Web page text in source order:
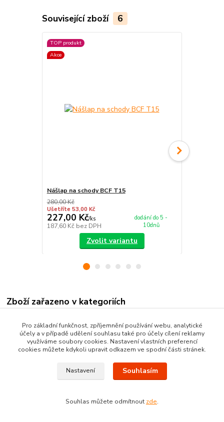
Související zboží 6
TOP produkt
Akce
Nášlap na schody BCF T15
280,00 Kč
Ušetříte 53,00 Kč
227,00 Kč/ks
187,60 Kč bez DPH
dodání do 5 -
10dnů
Zvolit variantu
Zboží zařazeno v kategoriích
BCF běhouny
Pro základní funkčnost, zpříjemnění používání webu, analytické
účely a v případě udělení souhlasu také pro účely cílení reklamy
využíváme soubory cookies. Nastavení vlastních preferencí
cookies můžete kdykoli upravit odkazem ve spodní části stránek.
Nastavení Souhlasím
Souhlas můžete odmítnout zde.